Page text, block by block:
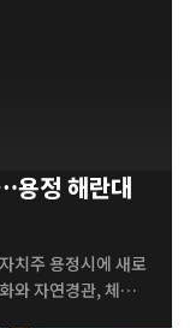
용정 해란대
치주 용정시에 새로
와 자연경관, 체험